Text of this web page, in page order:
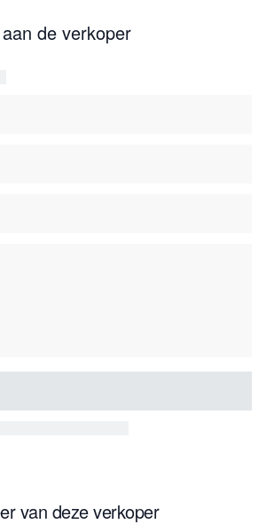
' van de heer Derek Roberts ,
de verkoper
van deze verkoper